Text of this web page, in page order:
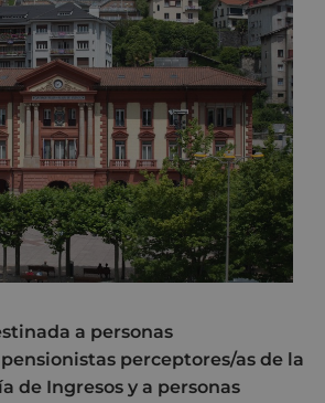
a personas
perceptores/as de la
de Ingresos y a personas